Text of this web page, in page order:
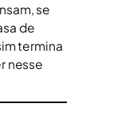
se
de
termina
nesse